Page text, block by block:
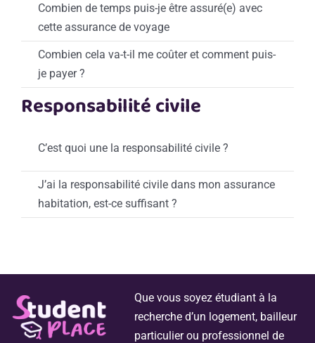
Combien de temps puis-je être assuré(e) avec
cette assurance de voyage
Combien cela va-t-il me coûter et comment puis-
je payer ?
Responsabilité civile
C’est quoi une la responsabilité civile ?
J’ai la responsabilité civile dans mon assurance
habitation, est-ce suffisant ?
Que vous soyez étudiant à la
recherche d’un logement, bailleur
particulier ou professionnel de